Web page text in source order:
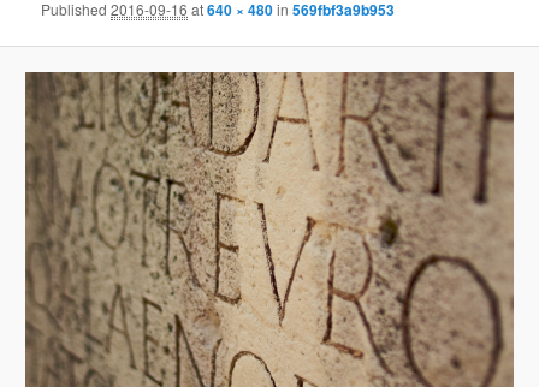
Published2016-09-16 at640 × 480in569fbf3a9b953